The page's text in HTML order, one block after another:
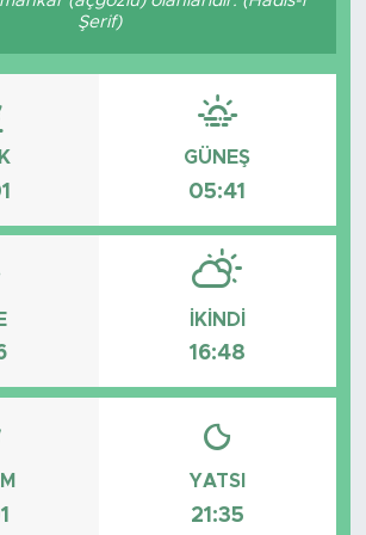
Şerif)
GÜNEŞ
05:41
İKINDI
16:48
YATSI
21:35